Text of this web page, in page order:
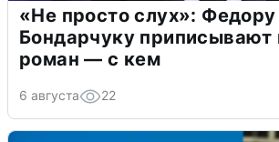
«Не просто слух»: Федору
Бондарчуку приписывают
роман — с кем
6 августа 22